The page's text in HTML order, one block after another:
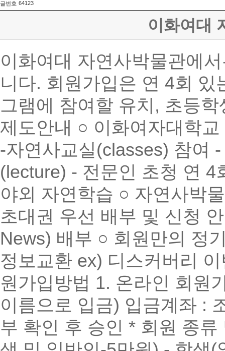
글번호 64123
이화여대
이화여대 자연사박물관에
니다. 회원가입은 연 4회
그램에 참여할 유치, 초등
제도안내 ○ 이화여자대학
-자연사교실(classes) 참여
(lecture) - 전문인 초청 연
야외 자연학습 ○ 자연사박
초대권 우선 배부 및 신청
News) 배부 ○ 회원만의 정
정보교환 ex) 디스커버리
원가입방법 1. 온라인 회원
이름으로 입금) 입금계좌 :
부 확인 후 승인 * 회원 종